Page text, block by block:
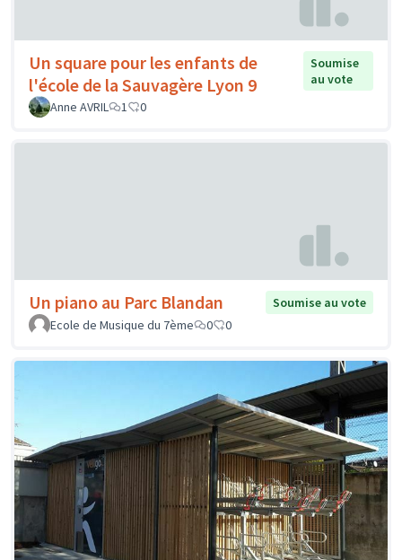
Un square pour les enfants de
l'école de la Sauvagère Lyon 9
Soumise
au vote
Anne AVRIL
1 0
Un piano au Parc Blandan
Soumise au vote
Ecole de Musique du 7ème
0 0